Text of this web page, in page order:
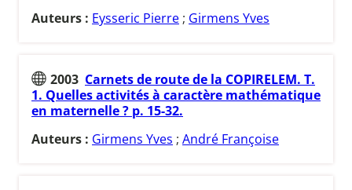
Auteurs : Eysseric Pierre ; Girmens Yves
2003 Carnets de route de la COPIRELEM. T.
1. Quelles activités à caractère mathématique
en maternelle ? p. 15-32.
Auteurs : Girmens Yves ; André Françoise